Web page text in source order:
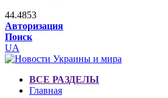
44.4853
Авторизация
Поиск
UA
ВСЕ РАЗДЕЛЫ
Главная